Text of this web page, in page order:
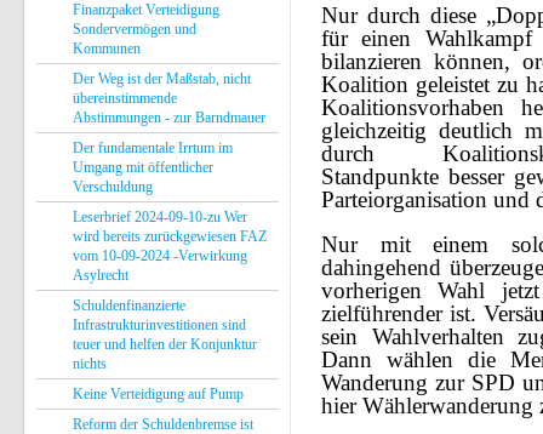
Finanzpaket Verteidigung
Sondervermögen und
Kommunen
Der Weg ist der Maßstab, nicht
übereinstimmende
Abstimmungen - zur Barndmauer
Der fundamentale Irrtum im
Umgang mit öffentlicher
Verschuldung
Leserbrief 2024-09-10-zu Wer
wird bereits zurückgewiesen FAZ
vom 10-09-2024 -Verwirkung
Asylrecht
Schuldenfinanzierte
Infrastrukturinvestitionen sind
teuer und helfen der Konjunktur
nichts
Keine Verteidigung auf Pump
Reform der Schuldenbremse ist
Nur durch diese
für einen
bilanzieren können,
Koalition geleistet zu
Koalitionsvorhaben
gleichzeitig deutlich
durch
Standpunkte besser
Parteiorganisation und
Nur mit einem
dahingehend
vorherigen Wahl
zielführender ist.
sein Wahlverhalten
Dann wählen die
Wanderung zur SPD
hier